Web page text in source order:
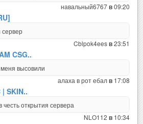
навальный6767в09:20
Cblpok4eesв23:51
CSG..
высовили
алаха в рот ебалв 17:08
| SKIN..
честь открытия сервера
NLO112 в 10:34